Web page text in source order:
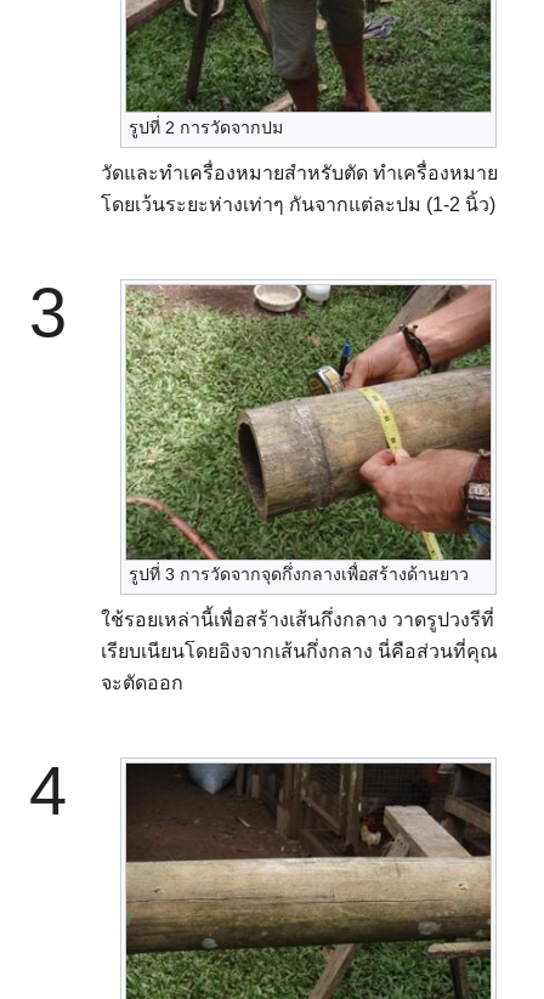
รูปที่ 2 การวัดจากปม
วัดและทำเครื่องหมายสำหรับตัด ทำเครื่องหมาย
โดยเว้นระยะห่างเท่าๆ กันจากแต่ละปม (1-2 นิ้ว)
3
รูปที่ 3 การวัดจากจุดกึ่งกลางเพื่อสร้างด้านยาว
ใช้รอยเหล่านี้เพื่อสร้างเส้นกึ่งกลาง วาดรูปวงรีที่
เรียบเนียนโดยอิงจากเส้นกึ่งกลาง นี่คือส่วนที่คุณ
จะตัดออก
4